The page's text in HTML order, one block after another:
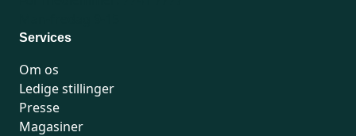
Services
Om os
Ledige stillinger
Presse
Magasiner